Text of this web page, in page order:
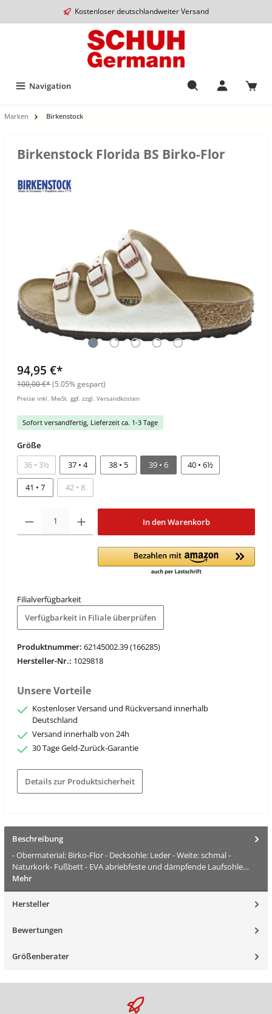
Kostenloser deutschlandweiter Versand
Navigation
Marken Birkenstock
Birkenstock Florida BS Birko-Flor
94,95 €*
100,00 €*(5.05% gespart)
Preise inkl. MwSt. ggf. zzgl. Versandkosten
Sofort versandfertig, Lieferzeit ca. 1-3 Tage
Größe
36 • 3½
37 • 4 38 • 5 39 • 6 40 • 6½
41 • 7 42 • 8
In den Warenkorb
Filialverfügbarkeit
Verfügbarkeit in Filiale überprüfen
Produktnummer: 62145002.39 (166285)
Hersteller-Nr.: 1029818
Unsere Vorteile
Kostenloser Versand und Rückversand innerhalb
Deutschland
Versand innerhalb von 24h
30 Tage Geld-Zurück-Garantie
Details zur Produktsicherheit
Beschreibung
- Obermaterial: Birko-Flor - Decksohle: Leder - Weite: schmal -
Naturkork- Fußbett - EVA abriebfeste und dämpfende Laufsohle…
Mehr
Hersteller
Bewertungen
Größenberater